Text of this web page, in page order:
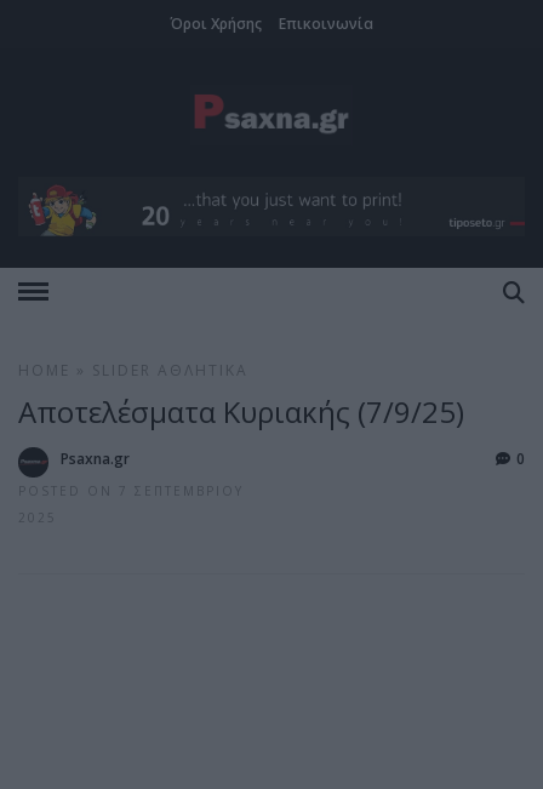
Όροι Χρήσης Επικοινωνία
HOME SLIDER ΑΘΛΗΤΙΚΆ
Αποτελέσματα Κυριακής (7/9/25)
Psaxna.gr
POSTED ON 7 ΣΕΠΤΕΜΒΡΊΟΥ
2025
0